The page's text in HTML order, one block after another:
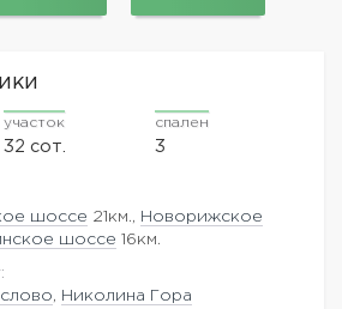
участок
32 сот.
спален
3
шоссе 21км.,
Новорижское
шоссе 16км.
Николина Гора